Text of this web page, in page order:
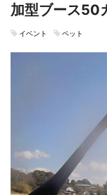
加型ブース50
イベント ペット